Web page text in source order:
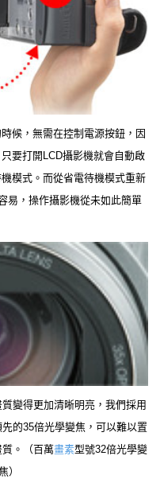
候，無需在控制電源按鈕，因
要打開LCD攝影機就會自動啟
模式。而從省電待機模式重新
易，操作攝影機從未如此簡單
變得更加清晰明亮，我們採用
的35倍光學變焦，可以難以置
。（百萬畫素型號32倍光學變
）